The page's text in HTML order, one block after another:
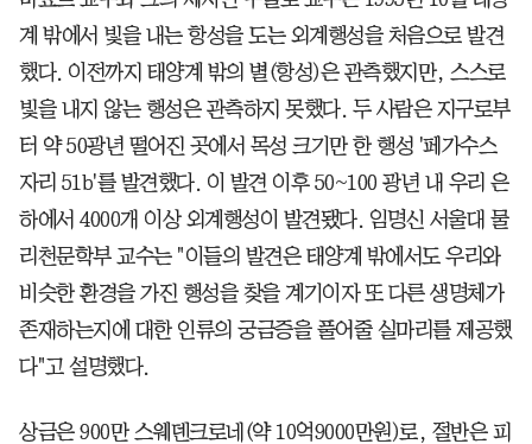
계 밖에서 빛을 내는 항성을 도는 외계행성을 처음으로 발견
했다. 이전까지 태양계 밖의 별(항성)은 관측했지만, 스스로
빛을 내지 않는 행성은 관측하지 못했다. 두 사람은 지구로부
터 약 50광년 떨어진 곳에서 목성 크기만 한 행성 '페가수스
자리 51b'를 발견했다. 이 발견 이후 50~100 광년 내 우리 은
하에서 4000개 이상 외계행성이 발견됐다. 임명신 서울대 물
리천문학부 교수는 "이들의 발견은 태양계 밖에서도 우리와
비슷한 환경을 가진 행성을 찾을 계기이자 또 다른 생명체가
존재하는지에 대한 인류의 궁금증을 풀어줄 실마리를 제공했
다"고 설명했다.
상금은 900만 스웨덴크로네(약 10억9000만원)로, 절반은 피